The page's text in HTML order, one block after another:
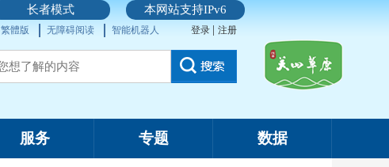
本网站支持IPv6
长者模式
繁體版 无障碍阅读 智能机器人 登录 | 注册
服务 专题 数据